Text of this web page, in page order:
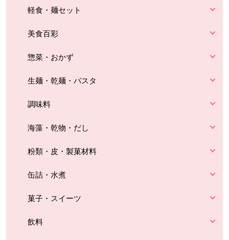
軽食・麺セット
美食百彩
惣菜・おかず
生麺・乾麺・パスタ
調味料
海藻・乾物・だし
粉類・皮・製菓材料
缶詰・水煮
菓子・スイーツ
飲料